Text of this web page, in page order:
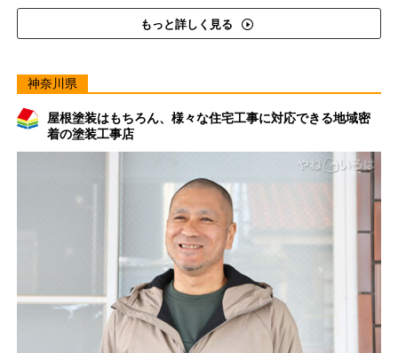
もっと詳しく見る
神奈川県
屋根塗装はもちろん、様々な住宅工事に対応できる地域密
着の塗装工事店